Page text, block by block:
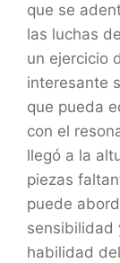
que se
las luchas
un ejercicio
interesante
que pueda
con el
llegó a la
piezas
puede
sensibilidad
habilidad